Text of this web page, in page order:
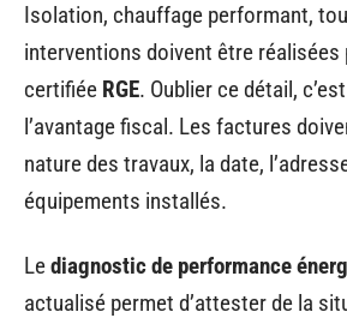
Isolation, chauffage performant,
interventions doivent être réalisées
certifiée RGE. Oublier ce détail,
l’avantage fiscal. Les factures
nature des travaux, la date,
équipements installés.
Lediagnostic de performance
actualisé permet d’attester de la